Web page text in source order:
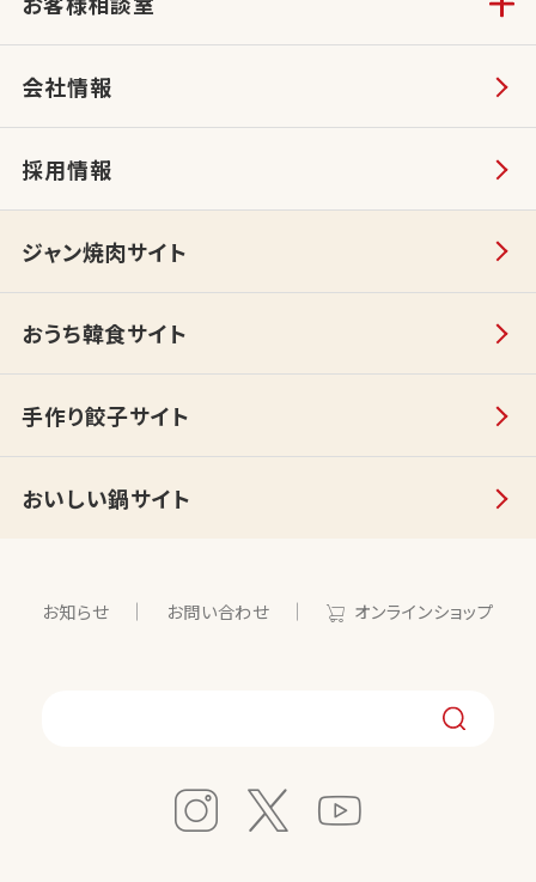
会社情報
採用情報
ジャン焼肉サイト
おうち韓食サイト
手作り餃子サイト
おいしい鍋サイト
お知らせ お問い合わせ オンラインショップ